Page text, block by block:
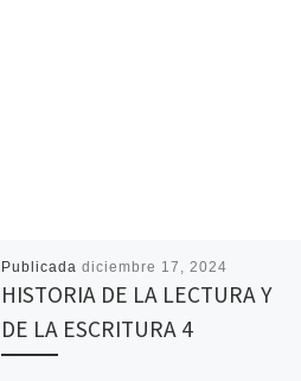
Publicada diciembre 17, 2024
HISTORIA DE LA LECTURA Y
DE LA ESCRITURA 4